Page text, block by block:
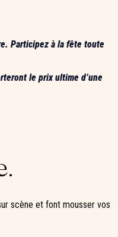
Participez à la fête toute
le prix ultime d’une
scène et font mousser vos